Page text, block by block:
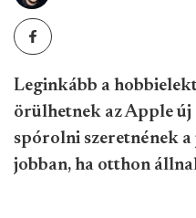
Leginkább a
örülhetnek az Apple
spórolni szeretnének
jobban, ha otthon